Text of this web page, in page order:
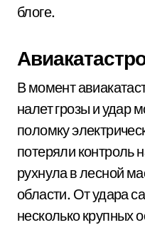
блоге.
В момент
налет грозы и удар
поломку
потеряли контроль
рухнула в лесной
области. От удара
несколько крупных